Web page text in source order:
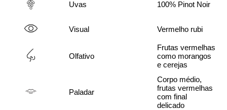
Uvas 100% Pinot Noir
Visual Vermelho rubi
Olfativo
Frutas vermelhas
como morangos
e cerejas
Paladar
Corpo médio,
frutas vermelhas
com final
delicado